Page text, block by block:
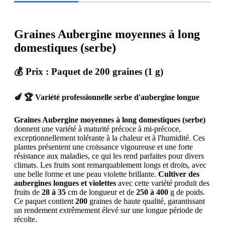
Graines Aubergine moyennes à long
domestiques (serbe)
💰 Prix : Paquet de 200 graines (1 g)
🍆 🏆 Variété professionnelle serbe d'aubergine longue
Graines Aubergine moyennes à long domestiques (serbe)
donnent une variété à maturité précoce à mi-précoce,
exceptionnellement tolérante à la chaleur et à l'humidité. Ces
plantes présentent une croissance vigoureuse et une forte
résistance aux maladies, ce qui les rend parfaites pour divers
climats. Les fruits sont remarquablement longs et droits, avec
une belle forme et une peau violette brillante. Cultiver des
aubergines longues et violettes avec cette variété produit des
fruits de 28 à 35 cm de longueur et de 250 à 400 g de poids.
Ce paquet contient 200 graines de haute qualité, garantissant
un rendement extrêmement élevé sur une longue période de
récolte.